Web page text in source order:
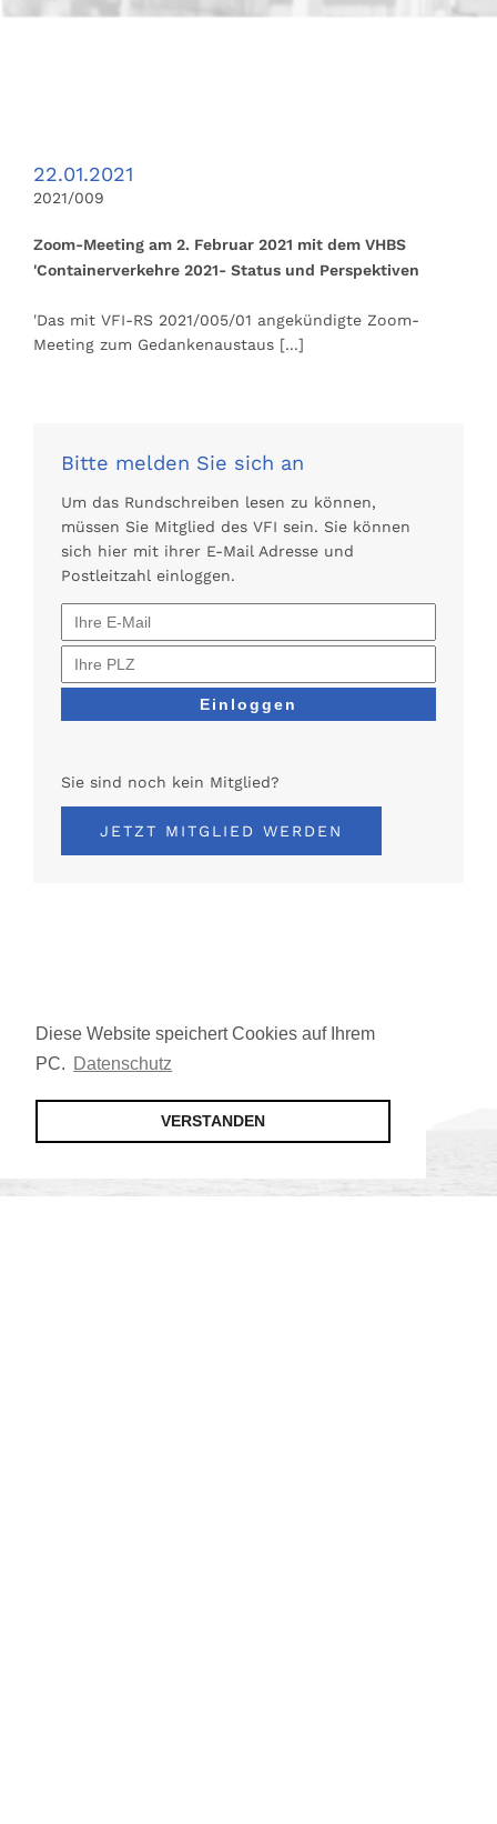
Diese Website speichert Cookies auf Ihrem
PC. Datenschutz
VERSTANDEN
22.01.2021
2021/009
Zoom-Meeting am 2. Februar 2021 mit dem VHBS
'Containerverkehre 2021- Status und Perspektiven
'Das mit VFI-RS 2021/005/01 angekündigte Zoom-
Meeting zum Gedankenaustaus [...]
Bitte melden Sie sich an
Um das Rundschreiben lesen zu können,
müssen Sie Mitglied des VFI sein. Sie können
sich hier mit ihrer E-Mail Adresse und
Postleitzahl einloggen.
Sie sind noch kein Mitglied?
JETZT MITGLIED WERDEN